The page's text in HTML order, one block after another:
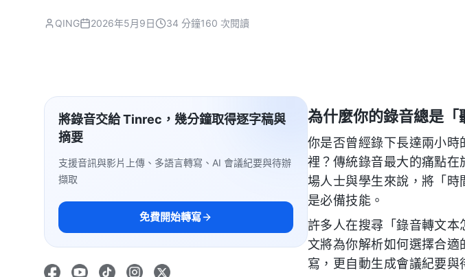
QING 2026年5月9日 34 分鐘160 次閱讀
將錄音交給 Tinrec，幾分鐘取得逐字稿與
摘要
支援音訊與影片上傳、多語言轉寫、AI 會議紀要與待辦
擷取
免費開始轉寫
為什麼你的錄音總是
你是否曾經錄下長達兩小
裡？傳統錄音最大的痛點
場人士與學生來說，將「
是必備技能。
許多人在搜尋「錄音轉文
文將為你解析如何選擇合
寫，更自動生成會議紀要與